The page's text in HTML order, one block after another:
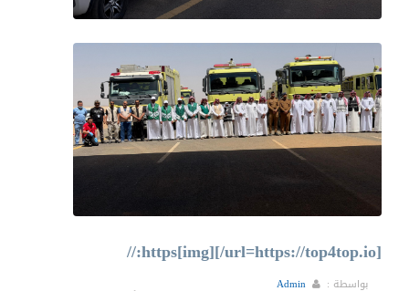
[url=https://top4top.io/][img]https://
بواسطة : Admin